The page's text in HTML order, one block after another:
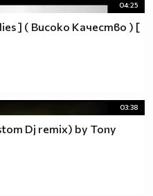
04:25
] ( Високо Качество ) [
03:38
Dj remix) by Tony